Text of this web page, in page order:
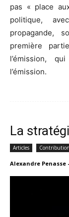
pas « place
politique,
propagande,
première
l’émission,
l’émission.
La
Articles
Alexandre Penasse -